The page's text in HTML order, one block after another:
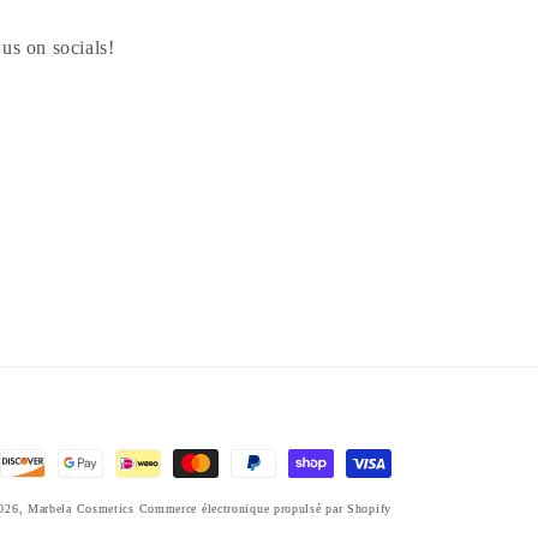
on socials!
Marbela Cosmetics Commerce électronique propulsé par Shopify